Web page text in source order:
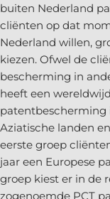
buiten Nederland
cliënten op dat
Nederland willen,
kiezen. Ofwel de
bescherming in
heeft een
patentbescherming
Aziatische landen
eerste groep
jaar een Europese
groep kiest er in de
zogenoemde PCT